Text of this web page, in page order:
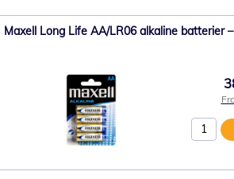
Maxell Long Life AA/LR06 alkaline batterier